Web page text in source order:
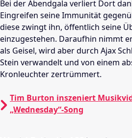
Bei der Abendgala verliert Dort
Eingreifen seine Immunität
diese zwingt ihn, öffentlich seine
einzugestehen. Daraufhin nimmt
als Geisel, wird aber durch Ajax
Stein verwandelt und von einem
Kronleuchter zertrümmert.
Tim Burton inszeniert
„Wednesday“-Song